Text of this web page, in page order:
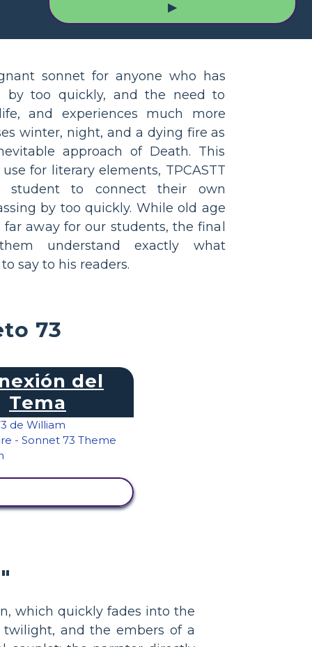
▶
sonnet for anyone who has
by too quickly, and the need to
and experiences much more
winter, night, and a dying fire as
approach of Death. This
for literary elements, TPCASTT
student to connect their own
by too quickly. While old age
away for our students, the final
understand exactly what
say to his readers.
73
del
Tema
which quickly fades into the
and the embers of a